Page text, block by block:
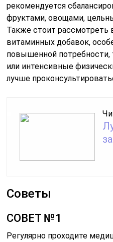
рекомендуется
фруктами, овощами,
Также стоит
витаминных добавок,
повышенной потребности,
или интенсивные
лучше
Советы
СОВЕТ №1
Регулярно проходите